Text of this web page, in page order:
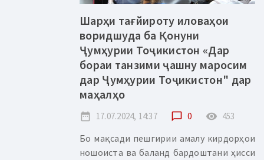
Шарҳи тағйироту иловаҳои
воридшуда ба Қонуни
Ҷумҳурии Тоҷикистон «Дар
бораи танзими ҷашну маросим
дар Ҷумҳурии Тоҷикистон" дар
маҳалҳо
date_range 17.07.2024, 14:37 chat_bubble_outline 0 remove_red_eye 453
Бо мақсади пешгирии амалу кирдорҳои
ношоиста ва баланд бардоштани ҳисси